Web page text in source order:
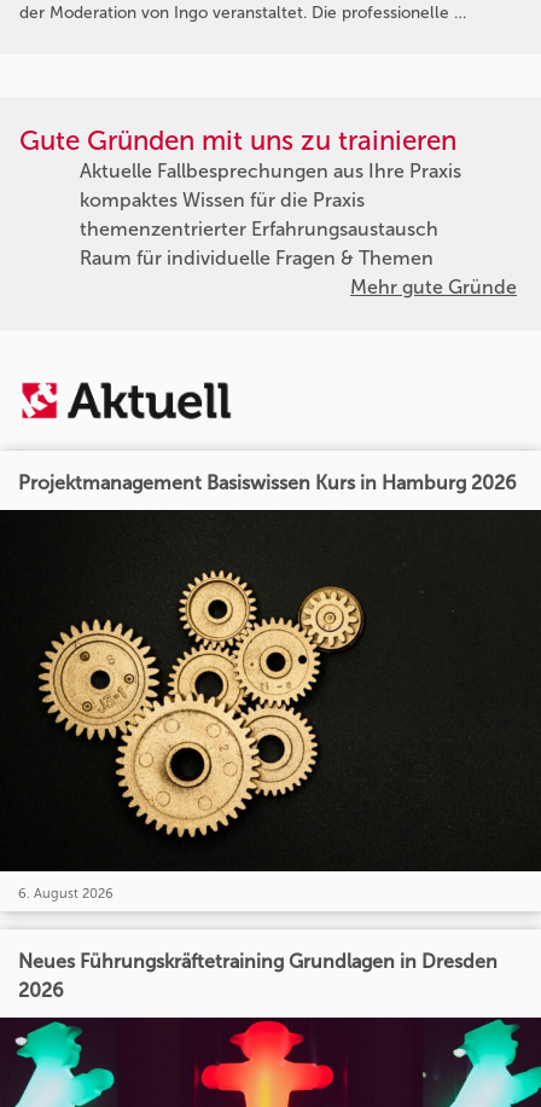
der Moderation von Ingo veranstaltet. Die professionelle …
Gute Gründen mit uns zu trainieren
Aktuelle Fallbesprechungen aus Ihre Praxis
kompaktes Wissen für die Praxis
themenzentrierter Erfahrungsaustausch
Raum für individuelle Fragen & Themen
Mehr gute Gründe
Projektmanagement Basiswissen Kurs in Hamburg 2026
6. August 2026
Neues Führungskräftetraining Grundlagen in Dresden
2026